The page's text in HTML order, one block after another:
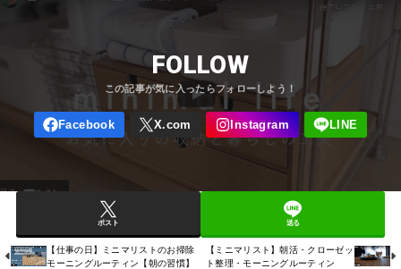
FOLLOW
ポスト 送る
【仕事の日】ミニマリストのお掃除
モーニングルーティン【朝の習慣】
【ミニマリスト】朝活・クローゼッ
ト整理・モーニングルーティン